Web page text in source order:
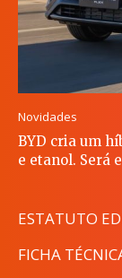
Novidades
BYD cria um
e etanol. Será
ESTATUTO
FICHA